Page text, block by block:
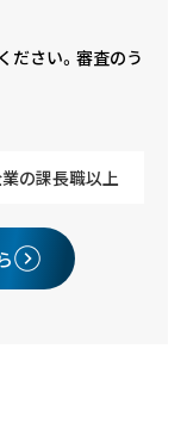
ださい。審査のう
の課長職以上